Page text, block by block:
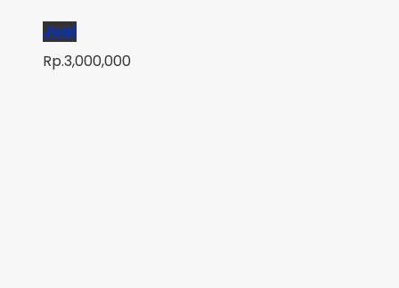
Jual
Rp.3,000,000